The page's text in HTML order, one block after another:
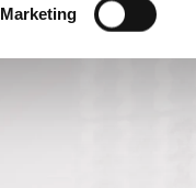
Marketing